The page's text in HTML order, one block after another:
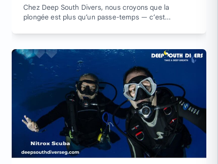
Chez Deep South Divers, nous croyons que la
plongée est plus qu’un passe-temps — c’est...